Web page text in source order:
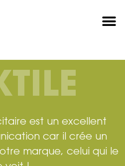
est un excellent
car il crée un
marque, celui qui le